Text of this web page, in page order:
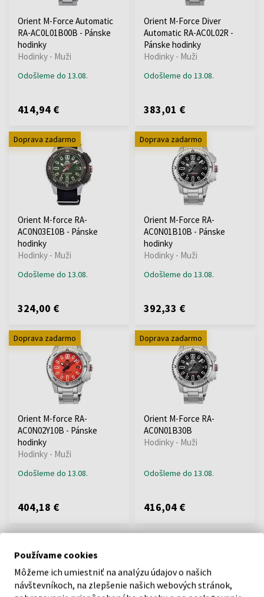
Orient M-Force Automatic
RA-AC0L01B00B - Pánske
hodinky
Hodinky - Muži
Odošleme do 13.08.
414,94 €
Orient M-Force Diver
Automatic RA-AC0L02R -
Pánske hodinky
Hodinky - Muži
Odošleme do 13.08.
383,01 €
Doprava zadarmo
Orient M-force RA-
AC0N03E10B - Pánske
hodinky
Hodinky - Muži
Odošleme do 13.08.
324,00 €
Doprava zadarmo
Orient M-Force RA-
AC0N01B10B - Pánske
hodinky
Hodinky - Muži
Odošleme do 13.08.
392,33 €
Doprava zadarmo
Orient M-force RA-
AC0N02Y10B - Pánske
hodinky
Hodinky - Muži
Odošleme do 13.08.
404,18 €
Doprava zadarmo
Orient M-Force RA-
AC0N01B30B
Hodinky - Muži
Odošleme do 13.08.
416,04 €
1
Používame cookies
Môžeme ich umiestniť na analýzu údajov o našich
návštevníkoch, na zlepšenie našich webových stránok,